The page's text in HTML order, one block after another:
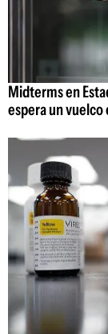
Midterms en
espera un vuelco